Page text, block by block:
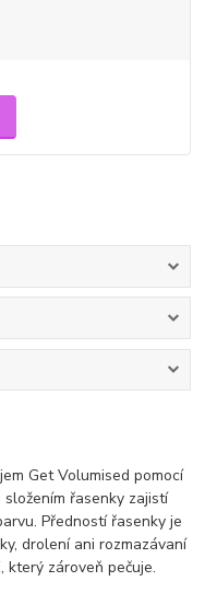
Get Volumised pomocí
řasenky zajistí
Předností řasenky je
drolení ani rozmazávaní
který zároveň pečuje.